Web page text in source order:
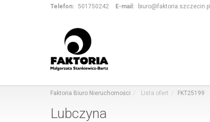
Telefon: 501750242 E-mail: biuro@faktoria.szczecin.pl
Faktoria Biuro Nieruchomości Lista ofert FKT25199
Lubczyna